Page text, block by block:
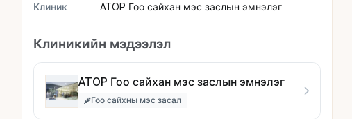
Клиник ATOP Гоо сайхан мэс заслын эмнэлэг
Клиникийн мэдээлэл
ATOP Гоо сайхан мэс заслын эмнэлэг
Гоо сайхны мэс засал